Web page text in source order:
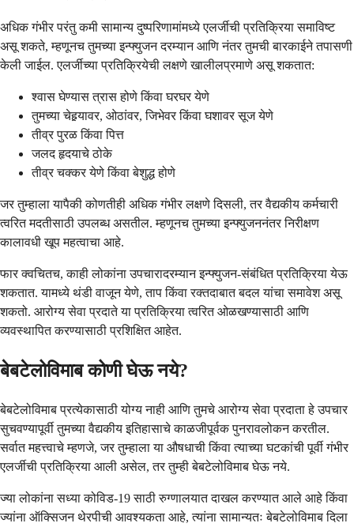
अधिक गंभीर परंतु कमी सामान्य दुष्परिणामांमध्ये एलर्जीची प्रतिक्रिया समाविष्ट
असू शकते, म्हणूनच तुमच्या इन्फ्युजन दरम्यान आणि नंतर तुमची बारकाईने तपासणी
केली जाईल. एलर्जीच्या प्रतिक्रियेची लक्षणे खालीलप्रमाणे असू शकतात:
श्वास घेण्यास त्रास होणे किंवा घरघर येणे
तुमच्या चेहर्‍यावर, ओठांवर, जिभेवर किंवा घशावर सूज येणे
तीव्र पुरळ किंवा पित्त
जलद हृदयाचे ठोके
तीव्र चक्कर येणे किंवा बेशुद्ध होणे
जर तुम्हाला यापैकी कोणतीही अधिक गंभीर लक्षणे दिसली, तर वैद्यकीय कर्मचारी
त्वरित मदतीसाठी उपलब्ध असतील. म्हणूनच तुमच्या इन्फ्युजननंतर निरीक्षण
कालावधी खूप महत्वाचा आहे.
फार क्वचितच, काही लोकांना उपचारादरम्यान इन्फ्युजन-संबंधित प्रतिक्रिया येऊ
शकतात. यामध्ये थंडी वाजून येणे, ताप किंवा रक्तदाबात बदल यांचा समावेश असू
शकतो. आरोग्य सेवा प्रदाते या प्रतिक्रिया त्वरित ओळखण्यासाठी आणि
व्यवस्थापित करण्यासाठी प्रशिक्षित आहेत.
बेबटेलोविमाब कोणी घेऊ नये?
बेबटेलोविमाब प्रत्येकासाठी योग्य नाही आणि तुमचे आरोग्य सेवा प्रदाता हे उपचार
सुचवण्यापूर्वी तुमच्या वैद्यकीय इतिहासाचे काळजीपूर्वक पुनरावलोकन करतील.
सर्वात महत्त्वाचे म्हणजे, जर तुम्हाला या औषधाची किंवा त्याच्या घटकांची पूर्वी गंभीर
एलर्जीची प्रतिक्रिया आली असेल, तर तुम्ही बेबटेलोविमाब घेऊ नये.
ज्या लोकांना सध्या कोविड-19 साठी रुग्णालयात दाखल करण्यात आले आहे किंवा
ज्यांना ऑक्सिजन थेरपीची आवश्यकता आहे, त्यांना सामान्यतः बेबटेलोविमाब दिला